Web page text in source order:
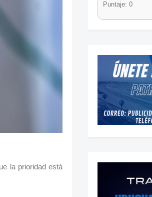
la prioridad está
Puntaje: 0